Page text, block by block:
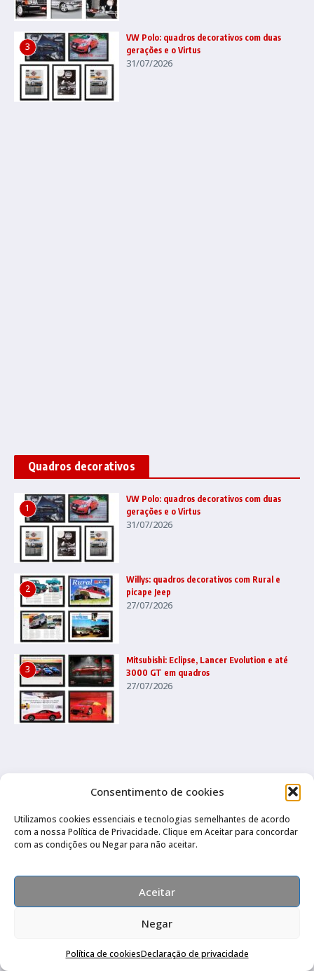
Consentimento de cookies
Utilizamos cookies essenciais e tecnologias semelhantes de acordo
com a nossa Política de Privacidade. Clique em Aceitar para concordar
com as condições ou Negar para não aceitar.
Aceitar
Negar
Política de cookiesDeclaração de privacidade
3
VW Polo: quadros decorativos com duas
gerações e o Virtus
31/07/2026
Quadros decorativos
1
VW Polo: quadros decorativos com duas
gerações e o Virtus
31/07/2026
2
Willys: quadros decorativos com Rural e
picape Jeep
27/07/2026
3
Mitsubishi: Eclipse, Lancer Evolution e até
3000 GT em quadros
27/07/2026
Compre pelo Whatsapp